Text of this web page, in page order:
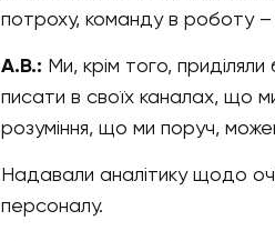
потроху, команду в роботу –
А.В.: Ми, крім того,
писати в своїх каналах, що
розуміння, що ми поруч,
Надавали аналітику щодо
персоналу.